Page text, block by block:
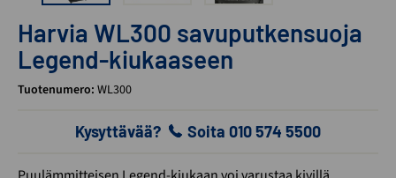
Harvia WL300 savuputkensuoja
Legend-kiukaaseen
Tuotenumero: WL300
Kysyttävää? Soita 010 574 5500